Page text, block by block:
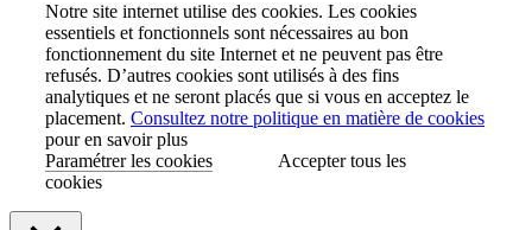
Notre site internet utilise des cookies. Les cookies
essentiels et fonctionnels sont nécessaires au bon
fonctionnement du site Internet et ne peuvent pas être
refusés. D’autres cookies sont utilisés à des fins
analytiques et ne seront placés que si vous en acceptez le
placement. Consultez notre politique en matière de cookies
pour en savoir plus
Paramétrer les cookies
Accepter tous les
cookies